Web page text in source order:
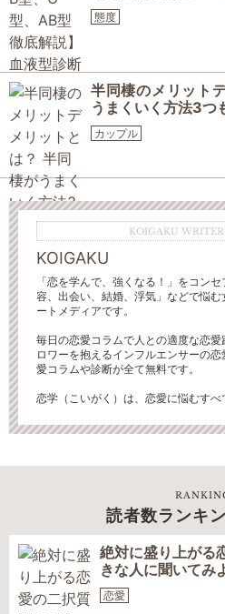
態度
半同棲のメリット
うまくいく方法3つ
カップル
KOIGAKU
KOIGAKU
「恋を学んで、強くなる！」をコン
容、出会い、結婚、浮気」などで悩
ートメディアです。
毎日の恋愛コラムで人との適度な恋
ロワーを抱えるインフルエンサーの
愛コラムや診断が全て無料です。
恋学（こいがく）は、恋愛に悩むすべ
読者数ランキ
絶対に盛り上がる
きな人に聞いてみ
恋愛